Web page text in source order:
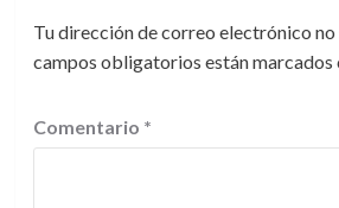
Tu dirección de correo electrónico
campos obligatorios están marcados
Comentario *